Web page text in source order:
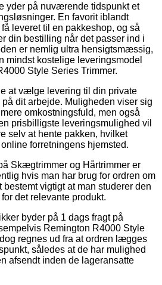
yder på nuværende tidspunkt et
En favorit iblandt
leveret til en pakkeshop, og så
din bestilling når det passer ind i
er nemlig ultra hensigtsmæssig,
mindst kostelige leveringsmodel
Style Series Trimmer.
at vælge levering til din private
dit arbejde. Muligheden viser sig
omkostningsfuld, men også
prisbilligste leveringsmulighed vil
selv at hente pakken, hvilket
forretningens hjemsted.
Skægtrimmer og Hårtrimmer er
hvis man har brug for ordren om
bestemt vigtigt at man studerer den
det relevante produkt.
byder på 1 dags fragt på
Remington R4000 Style
regnes ud fra at ordren lægges
således at de har mulighed
afsendt inden de lageransatte